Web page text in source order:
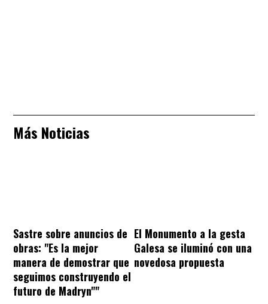
Más Noticias
Sastre sobre anuncios de
obras: "Es la mejor
manera de demostrar que
seguimos construyendo el
futuro de Madryn""
El Monumento a la gesta
Galesa se iluminó con una
novedosa propuesta